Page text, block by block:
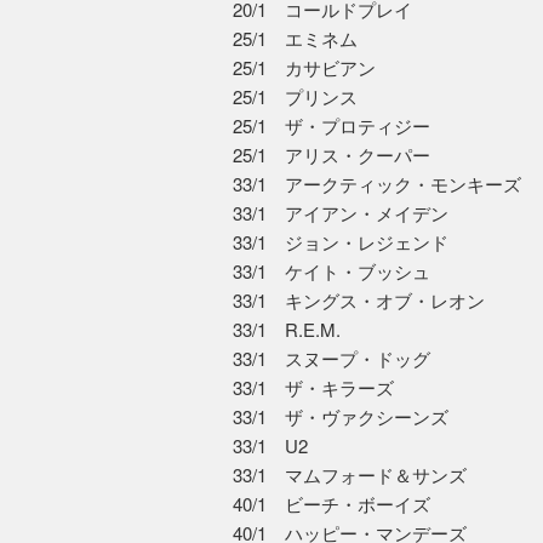
20/1 コールドプレイ
25/1 エミネム
25/1 カサビアン
25/1 プリンス
25/1 ザ・プロティジー
25/1 アリス・クーパー
33/1 アークティック・モンキーズ
33/1 アイアン・メイデン
33/1 ジョン・レジェンド
33/1 ケイト・ブッシュ
33/1 キングス・オブ・レオン
33/1 R.E.M.
33/1 スヌープ・ドッグ
33/1 ザ・キラーズ
33/1 ザ・ヴァクシーンズ
33/1 U2
33/1 マムフォード＆サンズ
40/1 ビーチ・ボーイズ
40/1 ハッピー・マンデーズ